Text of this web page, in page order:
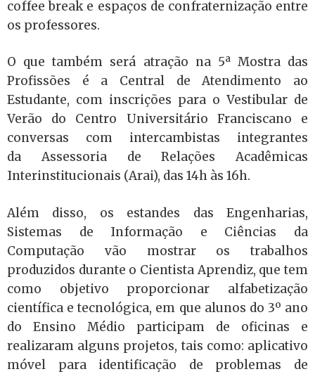
coffee break e espaços de confraternização entre
os professores.
O que também será atração na 5ª Mostra das
Profissões é a Central de Atendimento ao
Estudante, com inscrições para o Vestibular de
Verão do Centro Universitário Franciscano e
conversas com intercambistas integrantes
da Assessoria de Relações Acadêmicas
Interinstitucionais (Arai), das 14h às 16h.
Além disso, os estandes das Engenharias,
Sistemas de Informação e Ciências da
Computação vão mostrar os trabalhos
produzidos durante o Cientista Aprendiz, que tem
como objetivo proporcionar alfabetização
científica e tecnológica, em que alunos do 3º ano
do Ensino Médio participam de oficinas e
realizaram alguns projetos, tais como: aplicativo
móvel para identificação de problemas de